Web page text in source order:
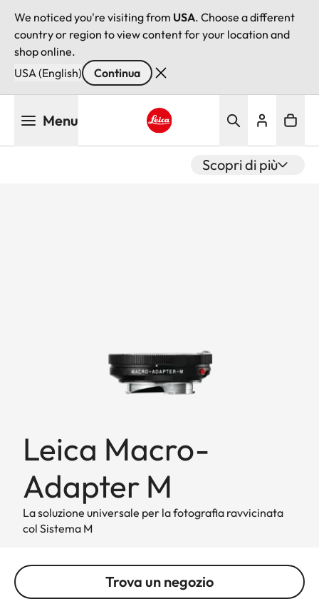
We noticed you're visiting from USA. Choose a different
country or region to view content for your location and
shop online.
USA (English)
Continua
Menu
Scopri di più
Leica Macro-
Adapter M
La soluzione universale per la fotografia ravvicinata
col Sistema M
Trova un negozio